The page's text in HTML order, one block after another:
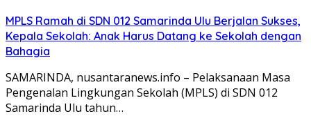
MPLS Ramah di SDN 012 Samarinda Ulu Berjalan Sukses,
Kepala Sekolah: Anak Harus Datang ke Sekolah dengan
Bahagia
SAMARINDA, nusantaranews.info – Pelaksanaan Masa
Pengenalan Lingkungan Sekolah (MPLS) di SDN 012
Samarinda Ulu tahun…